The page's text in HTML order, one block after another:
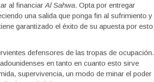
al financiar Al Sahwa. Opta por entregar
una salida que ponga fin al sufrimiento y
garantizado el éxito de su apuesta por esto
defensores de las tropas de ocupación.
en tanto en cuanto esto sirve
supervivencia, un modo de minar el poder